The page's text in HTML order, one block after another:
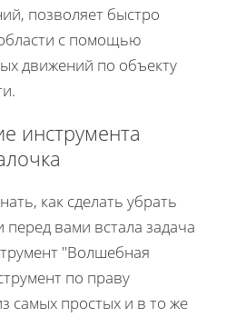
позволяет быстро
с помощью
движений по объекту
инструмента
как сделать убрать
вами встала задача
"Волшебная
по праву
самых простых и в то же